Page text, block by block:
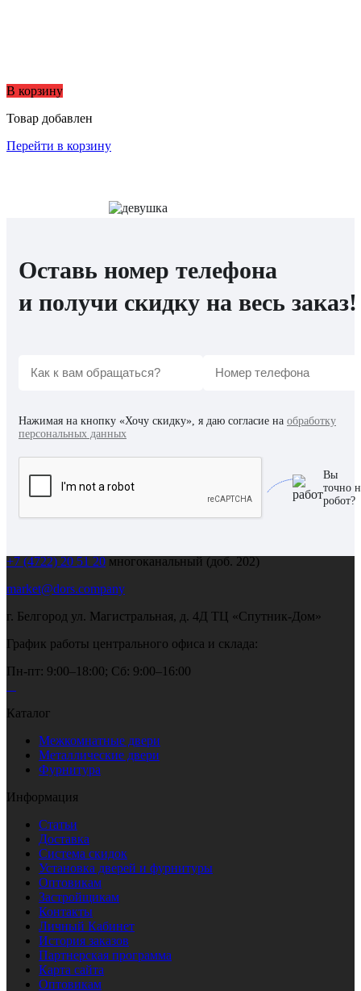
В корзину
Товар добавлен
Перейти в корзину
Оставь номер телефона
и получи скидку на весь заказ!
Нажимая на кнопку «Хочу скидку», я даю согласие на обработку
персональных данных
Вы
точно
робот?
+7 (4722) 20 51 20 многоканальный (доб. 202)
market@dors.company
г. Белгород ул. Магистральная, д. 4Д ТЦ «Спутник-Дом»
График работы центрального офиса и склада:
Пн-пт: 9:00–18:00; Сб: 9:00–16:00
Каталог
Межкомнатные двери
Металлические двери
Фурнитура
Информация
Статьи
Доставка
Система скидок
Установка дверей и фурнитуры
Оптовикам
Застройщикам
Контакты
Личный Кабинет
История заказов
Партнерская программа
Карта сайта
Оптовикам